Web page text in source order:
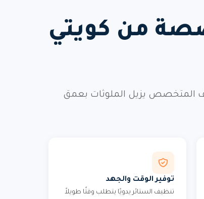
من كويتي
المتخصص يزيل الملوثات بعمق
توفير الوقت والجهد
تنظيف الستائر يدويًا يتطلب وقتًا طويلاً